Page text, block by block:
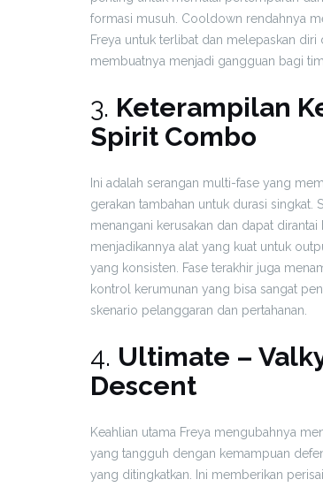
formasi musuh. Cooldown rendahnya
Freya untuk terlibat dan melepaskan diri
membuatnya menjadi gangguan bagi tim
3. Keterampilan
Spirit Combo
Ini adalah serangan multi-fase yang
gerakan tambahan untuk durasi singkat.
menangani kerusakan dan dapat dirantai
menjadikannya alat yang kuat untuk
yang konsisten. Fase terakhir juga
kontrol kerumunan yang bisa sangat
skenario pelanggaran dan pertahanan.
4. Ultimate –
Descent
Keahlian utama Freya mengubahnya
yang tangguh dengan kemampuan
yang ditingkatkan. Ini memberikan